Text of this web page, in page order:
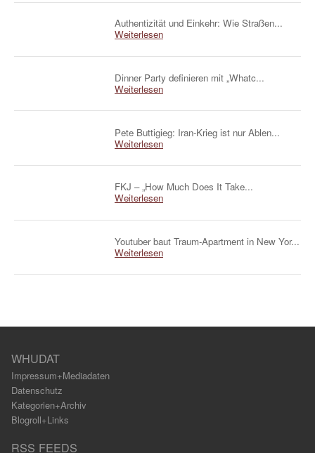
Authentizität und Einkehr: Wie Straßen...
Weiterlesen
Dinner Party definieren mit „Whatc...
Weiterlesen
Pete Buttigieg: Iran-Krieg ist nur Ablen...
Weiterlesen
FKJ – „How Much Does It Take...
Weiterlesen
Youtuber baut Traum-Apartment in New Yor...
Weiterlesen
WHUDAT
Impressum+Mediadaten
Datenschutz
Kategorien+Archiv
Blogroll+Links
RSS FEEDS